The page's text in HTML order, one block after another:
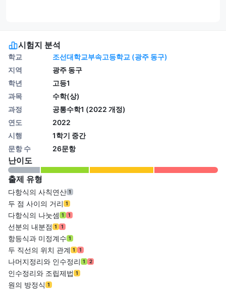
시험지 분석
학교
조선대학교부속고등학교 (광주 동구)
지역
광주 동구
학년
고등1
과목
수학(상)
과정
공통수학1 (2022 개정)
연도
2022
시행
1학기 중간
문항 수
26문항
난이도
출제 유형
다항식의 사칙연산 1
두 점 사이의 거리 1
다항식의 나눗셈 1 1
선분의 내분점 1 1
항등식과 미정계수 1
두 직선의 위치 관계 1 1
나머지정리와 인수정리 1 2
인수정리와 조립제법 1
원의 방정식 1